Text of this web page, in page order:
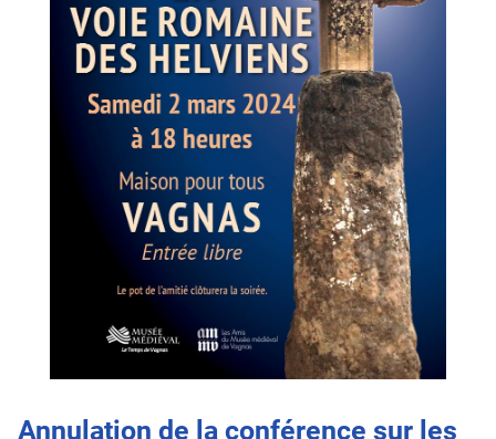
Annulation de la conférence sur les